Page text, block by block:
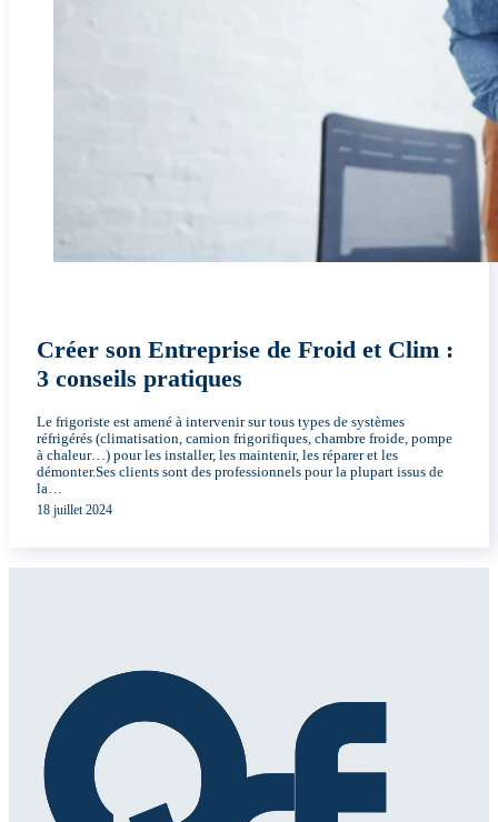
Créer son Entreprise de Froid et Clim :
3 conseils pratiques
Le frigoriste est amené à intervenir sur tous types de systèmes
réfrigérés (climatisation, camion frigorifiques, chambre froide, pompe
à chaleur…) pour les installer, les maintenir, les réparer et les
démonter.Ses clients sont des professionnels pour la plupart issus de
la…
18 juillet 2024